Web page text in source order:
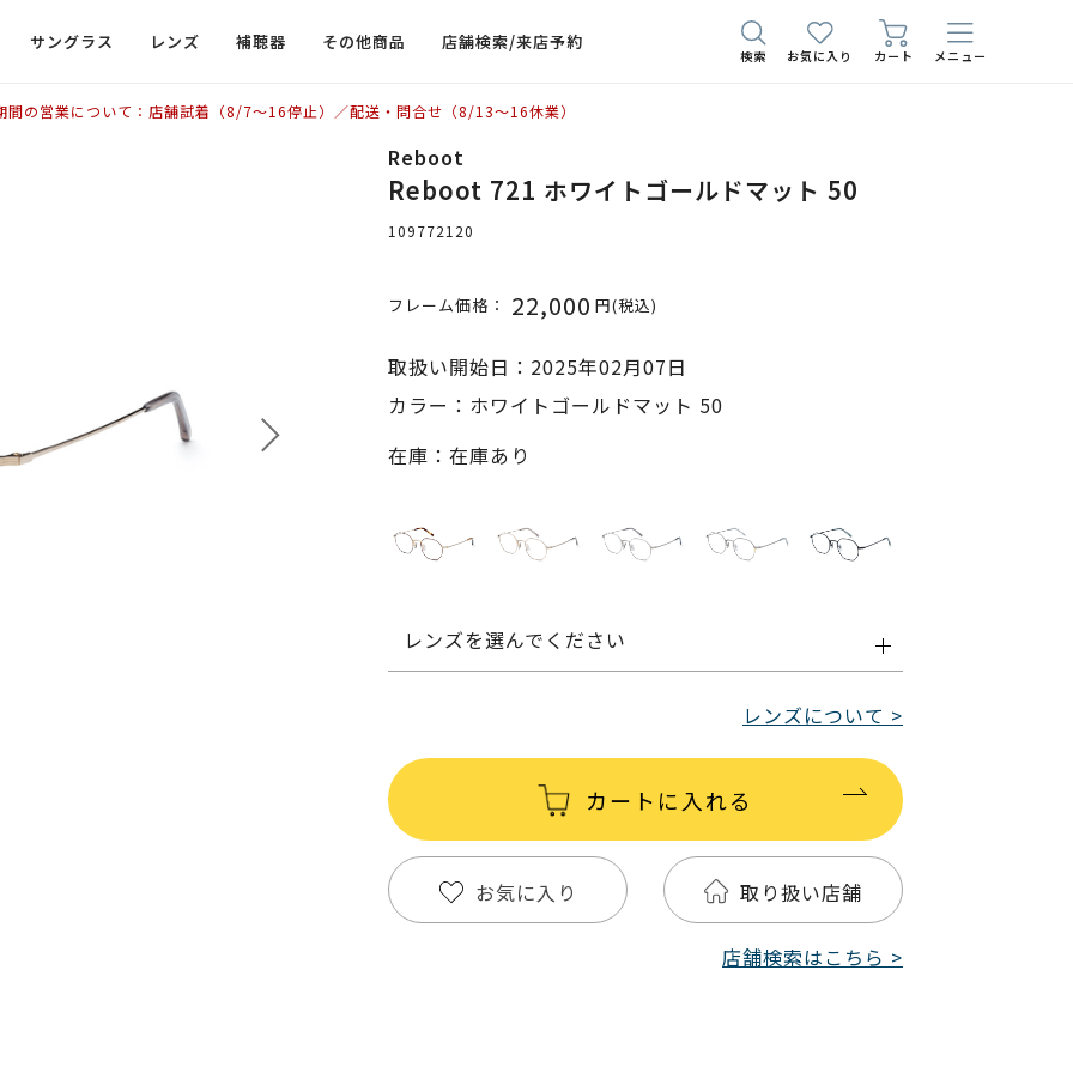
サングラス レンズ 補聴器 その他商品 店舗検索/来店予約
検索 お気に入り カート メニュー
間の営業について：店舗試着（8/7〜16停止）／配送・問合せ（8/13〜16休業）
Reboot
Reboot 721 ホワイトゴールドマット 50
109772120
フレーム価格： 22,000 円(税込)
取扱い開始日：2025年02月07日
カラー：ホワイトゴールドマット 50
在庫：在庫あり
レンズを選んでください
レンズについて >
カートに入れる
お気に入り 取り扱い店舗
店舗検索はこちら >